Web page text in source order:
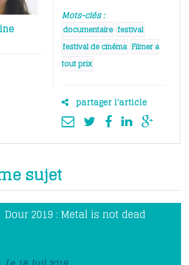
Mots-clés :
documentaire festival
festival de cinéma Filmer à
tout prix
partager l'article
sujet
Dour 2019 : Metal is not dead